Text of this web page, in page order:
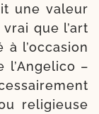
une valeur
que l’art
à l’oc­ca­sion
–
reli­gieuse